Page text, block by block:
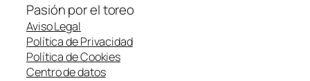
Pasión por el toreo
Aviso Legal
Política de Privacidad
Política de Cookies
Centro de datos